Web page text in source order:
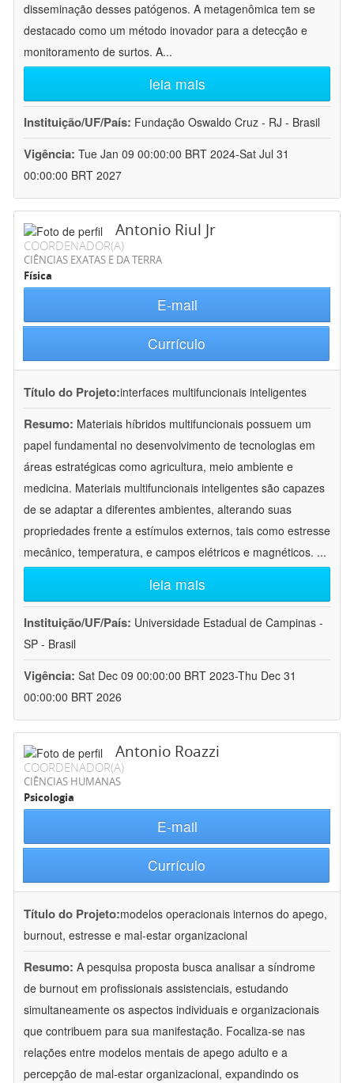
disseminação desses patógenos. A metagenômica tem se
destacado como um método inovador para a detecção e
monitoramento de surtos. A...
leia mais
Instituição/UF/País: Fundação Oswaldo Cruz - RJ - Brasil
Vigência: Tue Jan 09 00:00:00 BRT 2024-Sat Jul 31
00:00:00 BRT 2027
Antonio Riul Jr
COORDENADOR(A)
CIÊNCIAS EXATAS E DA TERRA
Física
E-mail
Currículo
Título do Projeto:interfaces multifuncionais inteligentes
Resumo: Materiais híbridos multifuncionais possuem um
papel fundamental no desenvolvimento de tecnologias em
áreas estratégicas como agricultura, meio ambiente e
medicina. Materiais multifuncionais inteligentes são capazes
de se adaptar a diferentes ambientes, alterando suas
propriedades frente a estímulos externos, tais como estresse
mecânico, temperatura, e campos elétricos e magnéticos. ...
leia mais
Instituição/UF/País: Universidade Estadual de Campinas -
SP - Brasil
Vigência: Sat Dec 09 00:00:00 BRT 2023-Thu Dec 31
00:00:00 BRT 2026
Antonio Roazzi
COORDENADOR(A)
CIÊNCIAS HUMANAS
Psicologia
E-mail
Currículo
Título do Projeto:modelos operacionais internos do apego,
burnout, estresse e mal-estar organizacional
Resumo: A pesquisa proposta busca analisar a síndrome
de burnout em profissionais assistenciais, estudando
simultaneamente os aspectos individuais e organizacionais
que contribuem para sua manifestação. Focaliza-se nas
relações entre modelos mentais de apego adulto e a
percepção de mal-estar organizacional, expandindo os